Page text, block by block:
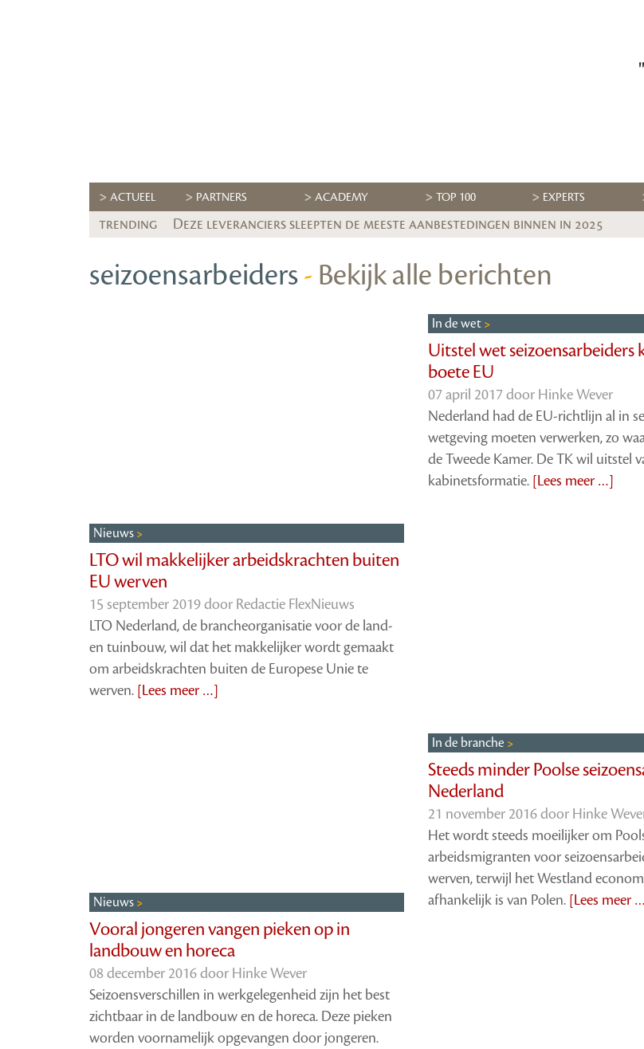
ACTUEEL PARTNERS ACADEMY TOP 100 EXPERTS
trending Deze leveranciers sleepten de meeste aanbestedingen binnen in 2025
seizoensarbeiders- Bekijk alle berichten
Nieuws
LTO wil makkelijker arbeidskrachten buiten
EU werven
15 september 2019 door Redactie FlexNieuws
LTO Nederland, de brancheorganisatie voor de land-
en tuinbouw, wil dat het makkelijker wordt gemaakt
om arbeidskrachten buiten de Europese Unie te
werven. [Lees meer …]
In de wet
Uitstel wet seizoensarbeiders
boete EU
07 april 2017 door Hinke Wever
Nederland had de EU-richtlijn al in
wetgeving moeten verwerken, zo
de Tweede Kamer. De TK wil uitstel
kabinetsformatie. [Lees meer …]
Nieuws
Vooral jongeren vangen pieken op in
landbouw en horeca
08 december 2016 door Hinke Wever
Seizoensverschillen in werkgelegenheid zijn het best
zichtbaar in de landbouw en de horeca. Deze pieken
worden voornamelijk opgevangen door jongeren.
In de branche
Steeds minder Poolse
Nederland
21 november 2016 door Hinke
Het wordt steeds moeilijker om
arbeidsmigranten voor
werven, terwijl het Westland
afhankelijk is van Polen. [Lees meer